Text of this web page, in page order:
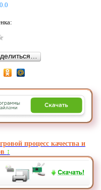
0.0
процесс качества и
↕️